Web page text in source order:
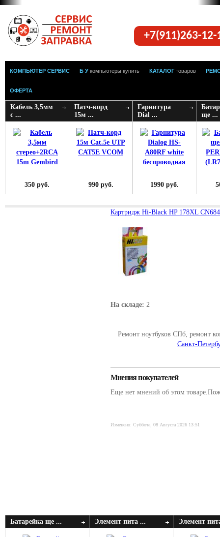
+7(911)263-
КОМПЬЮТЕР СЕРВИС Б У компьютеры купить КАТАЛОГ товаров
ОФЕРТА
Кабель 3,5мм
с ...
350 руб.
Патч-корд
15м ...
990 руб.
Гарнитура
Dial ...
1990 руб.
ще ...
Картридж Hi-Black HP 178XL
На складе: 2
Ремонт ноутбуков СПб, ремонт
Санкт-
Мнения покупателей
Еще нет мнений об этом
Изменено: Суббота, 08 Августа 2026 13:51
Батарейка ще ... Элемент пита ... Элемент